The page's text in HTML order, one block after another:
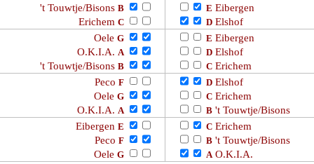
't Touwtje/Bisons B
Erichem C
E Eibergen
D Elshof
Oele G
O.K.I.A. A
't Touwtje/Bisons B
E Eibergen
D Elshof
C Erichem
Peco F
Oele G
O.K.I.A. A
D Elshof
C Erichem
B 't Touwtje/Bisons
Eibergen E
Peco F
Oele G
C Erichem
B 't Touwtje/Bisons
AO.K.I.A.